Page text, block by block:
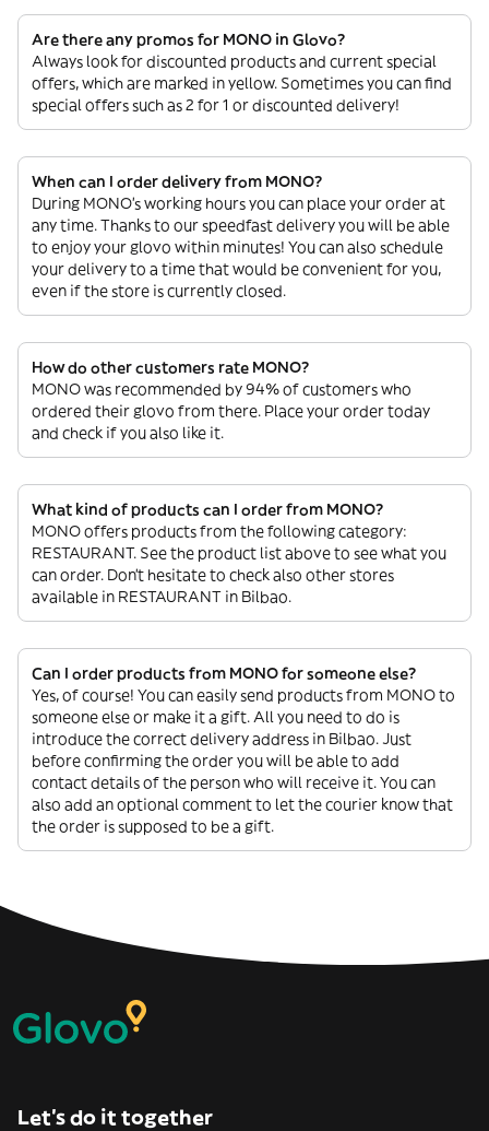
Are there any promos for MONO in Glovo?
Always look for discounted products and current special
offers, which are marked in yellow. Sometimes you can find
special offers such as 2 for 1 or discounted delivery!
When can I order delivery from MONO?
During MONO’s working hours you can place your order at
any time. Thanks to our speedfast delivery you will be able
to enjoy your glovo within minutes! You can also schedule
your delivery to a time that would be convenient for you,
even if the store is currently closed.
How do other customers rate MONO?
MONO was recommended by 94% of customers who
ordered their glovo from there. Place your order today
and check if you also like it.
What kind of products can I order from MONO?
MONO offers products from the following category:
RESTAURANT. See the product list above to see what you
can order. Don’t hesitate to check also other stores
available in RESTAURANT in Bilbao.
Can I order products from MONO for someone else?
Yes, of course! You can easily send products from MONO to
someone else or make it a gift. All you need to do is
introduce the correct delivery address in Bilbao. Just
before confirming the order you will be able to add
contact details of the person who will receive it. You can
also add an optional comment to let the courier know that
the order is supposed to be a gift.
Let’s do it together